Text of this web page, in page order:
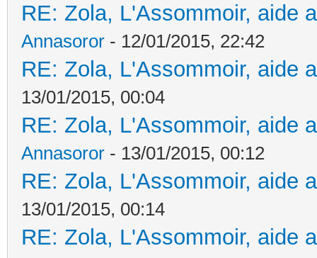
RE: Zola, L'Assommoir, aide
Annasoror - 12/01/2015, 22:42
RE: Zola, L'Assommoir, aide
13/01/2015, 00:04
RE: Zola, L'Assommoir, aide
Annasoror - 13/01/2015, 00:12
RE: Zola, L'Assommoir, aide
13/01/2015, 00:14
RE: Zola, L'Assommoir, aide